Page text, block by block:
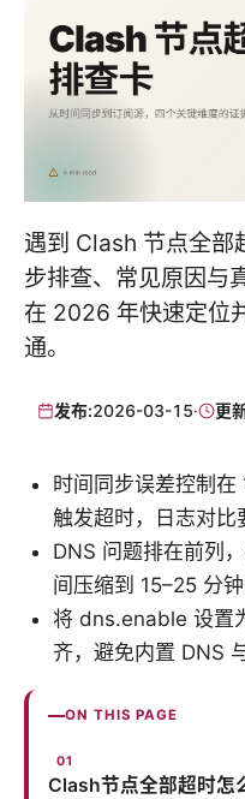
遇到 Clash 节点全部
步排查、常见原因与
在 2026 年快速定位
通。
发布:2026-03-15· 更
时间同步误差控制
触发超时，日志对比
DNS 问题排在前列
间压缩到 15–25 分钟
将 dns.enable 设置
齐，避免内置 DNS
ON THIS PAGE
Clash节点全部超时怎